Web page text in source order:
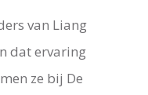
van Liang
dat ervaring
ze bij De